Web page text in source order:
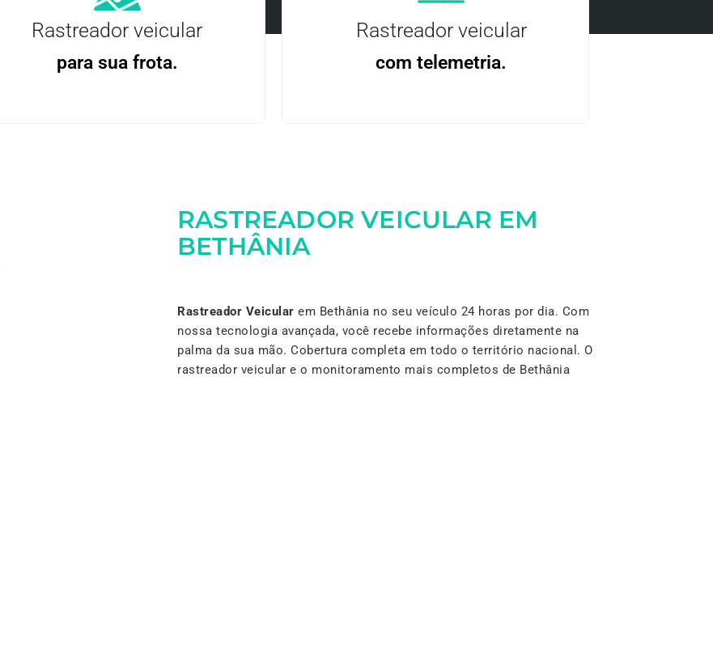
Rastreador veicular
para sua frota.
Rastreador veicular
com telemetria.
RASTREADOR VEICULAR EM
BETHÂNIA
Rastreador Veicular em Bethânia no seu veículo 24 horas por dia. Com
nossa tecnologia avançada, você recebe informações diretamente na
palma da sua mão. Cobertura completa em todo o território nacional. O
rastreador veicular e o monitoramento mais completos de Bethânia